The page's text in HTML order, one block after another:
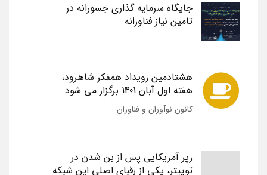
جایگاه سرمایه گذاری جسورانه در
تامین نیاز فناورانه
هشتادمین رویداد همفکر شاهرود،
هفته اول آبان 1401 برگزار می شود
کانون نوآوران و فناوران
رپر آمریکایی پس از بن شدن در
توییتر، یکی از رقبای اصلی این شبکه